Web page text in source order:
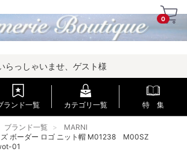
0
らっしゃいませ、ゲスト様
ランド一覧 カテゴリ一覧 特 集
ブランド一覧
MARNI
ズ ボーダー ロゴ ニット帽 M01238 M00SZ
01